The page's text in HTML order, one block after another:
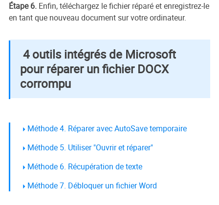
Étape 6. Enfin, téléchargez le fichier réparé et enregistrez-le
en tant que nouveau document sur votre ordinateur.
4 outils intégrés de Microsoft
pour réparer un fichier DOCX
corrompu
Méthode 4. Réparer avec AutoSave temporaire
Méthode 5. Utiliser "Ouvrir et réparer"
Méthode 6. Récupération de texte
Méthode 7. Débloquer un fichier Word